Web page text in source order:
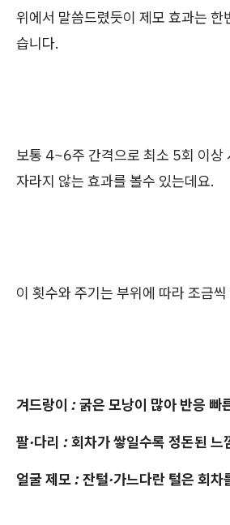
위에서 말씀드렸듯이 제모 효과는 한
습니다.
보통 4~6주 간격으로 최소 5회 이상
자라지 않는 효과를 볼수 있는데요.
이 횟수와 주기는 부위에 따라 조금
겨드랑이 : 굵은 모낭이 많아 반응 빠
팔·다리 : 회차가 쌓일수록 정돈된 느
얼굴 제모 : 잔털·가느다란 털은 회차